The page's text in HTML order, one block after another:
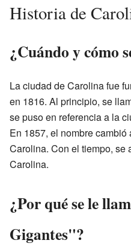
Historia de
¿Cuándo y cómo
La ciudad de Carolina fue
en 1816. Al principio, se
se puso en referencia a la
En 1857, el nombre
Carolina. Con el tiempo, se
Carolina.
¿Por qué se le
Gigantes"?